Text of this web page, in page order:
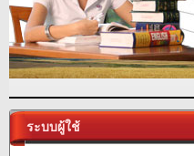
ระบบผู้ใช้